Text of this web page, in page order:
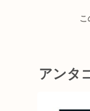
こ
アンタ